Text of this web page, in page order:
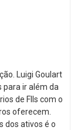
Luigi Goulart
para ir além da
de FIIs com o
oferecem.
dos ativos é o